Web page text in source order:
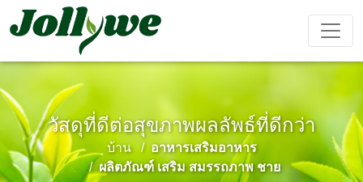
ยา แก้ ท้อง
ผูก
อาหาร
เสริม ลด
อาหาร
เสริม ความ
อาหาร
เสริม
ผลิตภัณฑ์
เสริม
ยา เม็ด แคปซูล ผง ชง เครื่อง ดื่ม
วัสดุที่ดีต่อสุขภาพผลลัพธ์ที่ดีกว่า
บ้าน
อาหารเสริมอาหาร
ผลิตภัณฑ์ เสริม สมรรถภาพ ชาย